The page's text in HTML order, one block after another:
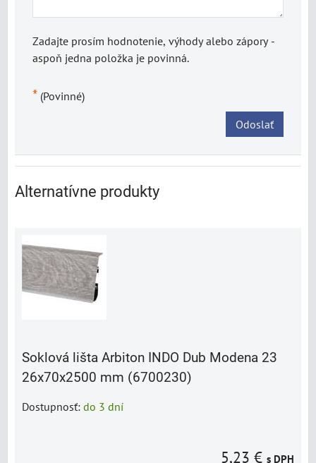
Zadajte prosím hodnotenie, výhody alebo zápory -
aspoň jedna položka je povinná.
* (Povinné)
Odoslať
Alternatívne produkty
Soklová lišta Arbiton INDO Dub Modena 23
26x70x2500 mm (6700230)
Dostupnosť: do 3 dní
5,23 € s DPH